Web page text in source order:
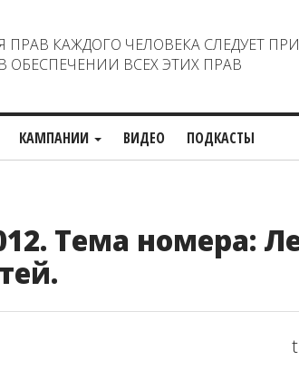
КАЖДОГО ЧЕЛОВЕКА СЛЕДУЕТ
ВСЕХ ЭТИХ ПРАВ
КАМПАНИИ ВИДЕО ПОДКАСТЫ
Тема номера: